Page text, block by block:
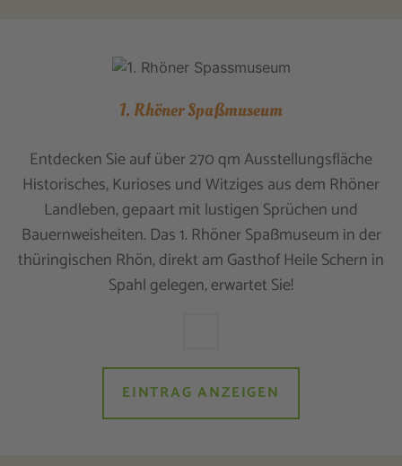
1. Rhöner Spaßmuseum
Entdecken Sie auf über 270 qm Ausstellungsfläche
Historisches, Kurioses und Witziges aus dem Rhöner
Landleben, gepaart mit lustigen Sprüchen und
Bauernweisheiten. Das 1. Rhöner Spaßmuseum in der
thüringischen Rhön, direkt am Gasthof Heile Schern in
Spahl gelegen, erwartet Sie!
EINTRAG ANZEIGEN